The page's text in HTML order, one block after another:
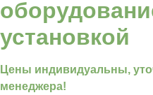
установкой
Цены индивидуальны,
менеджера!